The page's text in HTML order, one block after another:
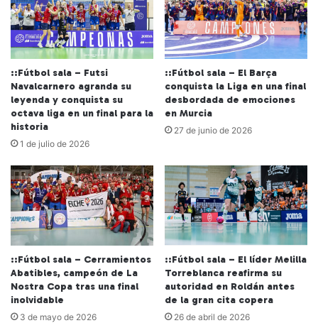
::Fútbol sala – Futsi
Navalcarnero agranda su
leyenda y conquista su
octava liga en un final para la
historia
1 de julio de 2026
::Fútbol sala – El Barça
conquista la Liga en una final
desbordada de emociones
en Murcia
27 de junio de 2026
::Fútbol sala – Cerramientos
Abatibles, campeón de La
Nostra Copa tras una final
inolvidable
3 de mayo de 2026
::Fútbol sala – El líder Melilla
Torreblanca reafirma su
autoridad en Roldán antes
de la gran cita copera
26 de abril de 2026